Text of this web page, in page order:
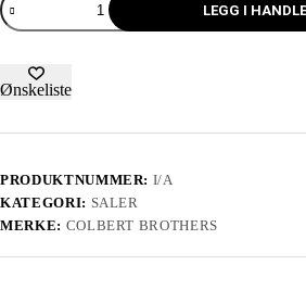
LEGG I
Ønskeliste
PRODUKTNUMMER: I/A
KATEGORI: SALER
MERKE: COLBERT BROTHERS